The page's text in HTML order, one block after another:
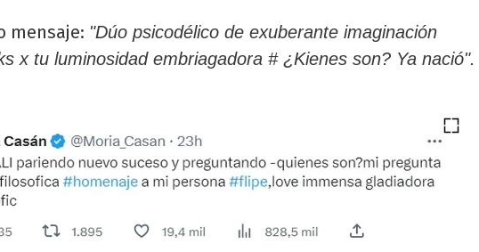
mensaje: "Dúo psicodélico de exuberante imaginación
x tu luminosidad embriagadora # ¿Kienes son? Ya nació".